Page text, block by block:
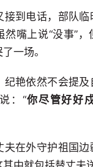
接到电话，部队
然嘴上说“没事”
一场。
纪艳依然不会提
：“你尽管好好
夫在外守护祖国